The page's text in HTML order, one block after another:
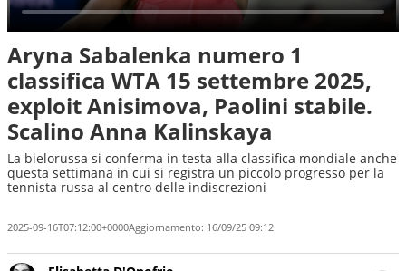
Aryna Sabalenka numero 1
classifica WTA 15 settembre 2025,
exploit Anisimova, Paolini stabile.
Scalino Anna Kalinskaya
La bielorussa si conferma in testa alla classifica mondiale anche
questa settimana in cui si registra un piccolo progresso per la
tennista russa al centro delle indiscrezioni
2025-09-16T07:12:00+0000Aggiornamento: 16/09/25 09:12